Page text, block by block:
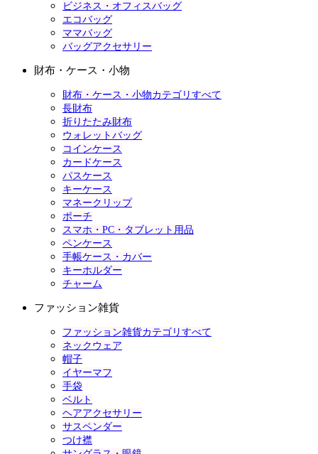
ビジネス・オフィスバッグ
エコバッグ
ママバッグ
バッグアクセサリー
財布・ケース・小物
財布・ケース・小物カテゴリすべて
長財布
折りたたみ財布
ウォレットバッグ
コインケース
カードケース
パスケース
キーケース
マネークリップ
ポーチ
スマホ・PC・タブレット用品
ペンケース
手帳ケース・カバー
キーホルダー
チャーム
ファッション雑貨
ファッション雑貨カテゴリすべて
ネックウェア
帽子
イヤーマフ
手袋
ベルト
ヘアアクセサリー
サスペンダー
つけ襟